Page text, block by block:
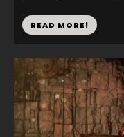
READ MORE!